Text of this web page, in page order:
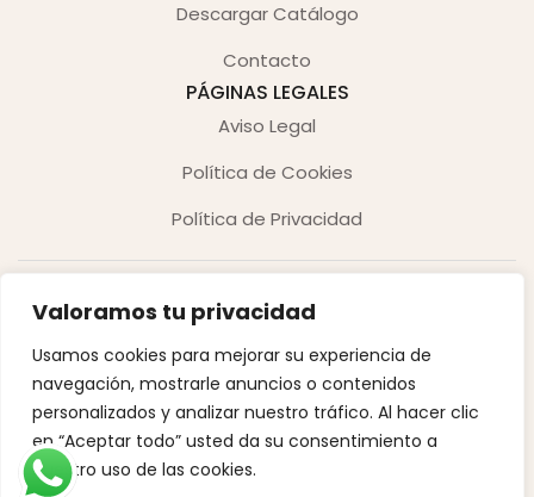
Valoramos tu privacidad
Usamos cookies para mejorar su experiencia de
navegación, mostrarle anuncios o contenidos
personalizados y analizar nuestro tráfico. Al hacer clic
en “Aceptar todo” usted da su consentimiento a
nuestro uso de las cookies.
Descargar Catálogo
Contacto
PÁGINAS LEGALES
Aviso Legal
Política de Cookies
Política de Privacidad
Copyright © 2026. Derechos reservados.
Desarrollado por Innoweb Media